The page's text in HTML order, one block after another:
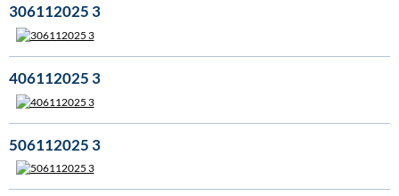
306112025 3
406112025 3
506112025 3